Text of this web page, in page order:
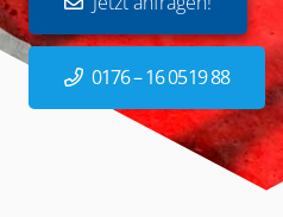
0176 – 16 0519 88